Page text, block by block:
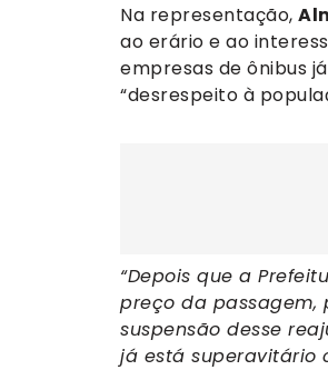
Na representação,
ao erário e ao
empresas de ônibus
“desrespeito à
“Depois que a
preço da passagem,
suspensão desse
já está superavitário